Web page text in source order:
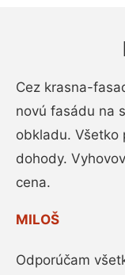
Cez krasna-
novú fasádu na
obkladu. Všetko
dohody.
cena.
MILOŠ
Odporúčam